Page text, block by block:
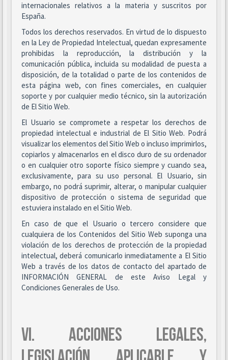
internacionales relativos a la materia y suscritos por
España.
Todos los derechos reservados. En virtud de lo dispuesto
en la Ley de Propiedad Intelectual, quedan expresamente
prohibidas la reproducción, la distribución y la
comunicación pública, incluida su modalidad de puesta a
disposición, de la totalidad o parte de los contenidos de
esta página web, con fines comerciales, en cualquier
soporte y por cualquier medio técnico, sin la autorización
de El Sitio Web.
El Usuario se compromete a respetar los derechos de
propiedad intelectual e industrial de El Sitio Web. Podrá
visualizar los elementos del Sitio Web o incluso imprimirlos,
copiarlos y almacenarlos en el disco duro de su ordenador
o en cualquier otro soporte físico siempre y cuando sea,
exclusivamente, para su uso personal. El Usuario, sin
embargo, no podrá suprimir, alterar, o manipular cualquier
dispositivo de protección o sistema de seguridad que
estuviera instalado en el Sitio Web.
En caso de que el Usuario o tercero considere que
cualquiera de los Contenidos del Sitio Web suponga una
violación de los derechos de protección de la propiedad
intelectual, deberá comunicarlo inmediatamente a El Sitio
Web a través de los datos de contacto del apartado de
INFORMACIÓN GENERAL de este Aviso Legal y
Condiciones Generales de Uso.
VI. ACCIONES LEGALES,